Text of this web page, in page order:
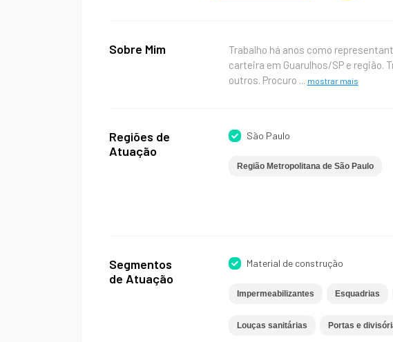
Sobre Mim
Trabalho há anos como
carteira em Guarulhos/SP e região.
outros. Procuro ... mostrar mais
Regiões de
Atuação
São Paulo
Região Metropolitana de São Paulo
Segmentos
de Atuação
Material de construção
Impermeabilizantes Esquadrias
Louças sanitárias Portas e